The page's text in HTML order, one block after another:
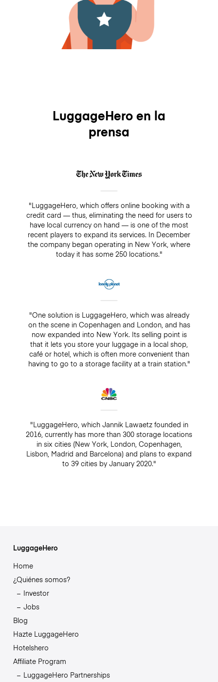
LuggageHero en la
prensa
"LuggageHero, which offers online booking with a
credit card — thus, eliminating the need for users to
have local currency on hand — is one of the most
recent players to expand its services. In December
the company began operating in New York, where
today it has some 250 locations."
"One solution is LuggageHero, which was already
on the scene in Copenhagen and London, and has
now expanded into New York. Its selling point is
that it lets you store your luggage in a local shop,
café or hotel, which is often more convenient than
having to go to a storage facility at a train station."
"LuggageHero, which Jannik Lawaetz founded in
2016, currently has more than 300 storage locations
in six cities (New York, London, Copenhagen,
Lisbon, Madrid and Barcelona) and plans to expand
to 39 cities by January 2020."
LuggageHero
Home
¿Quiénes somos?
Investor
Jobs
Blog
Hazte LuggageHero
Hotelshero
Affiliate Program
LuggageHero Partnerships